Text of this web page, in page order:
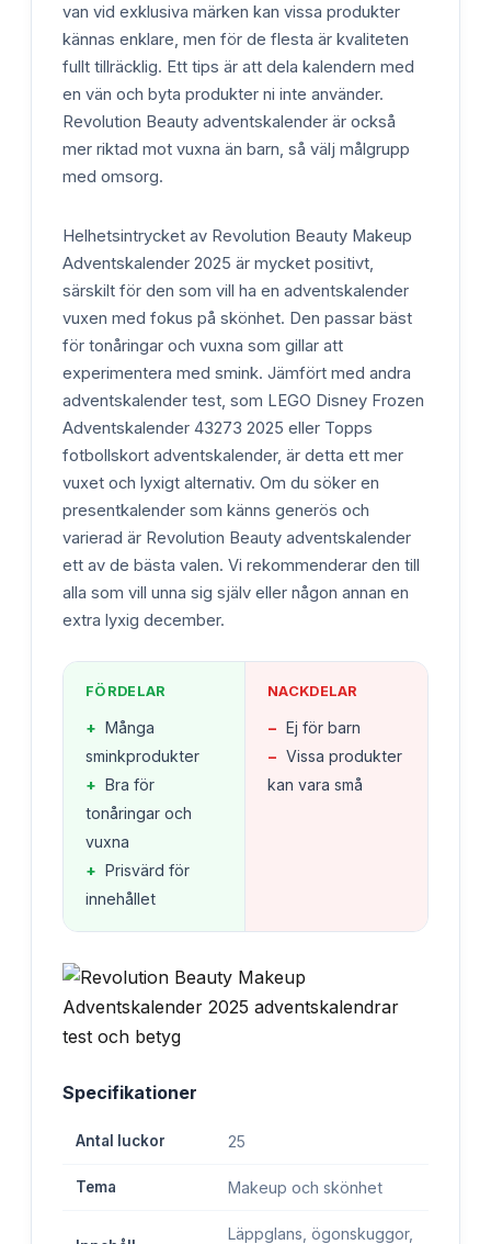
van vid exklusiva märken kan vissa produkter
kännas enklare, men för de flesta är kvaliteten
fullt tillräcklig. Ett tips är att dela kalendern med
en vän och byta produkter ni inte använder.
Revolution Beauty adventskalender är också
mer riktad mot vuxna än barn, så välj målgrupp
med omsorg.
Helhetsintrycket av Revolution Beauty Makeup
Adventskalender 2025 är mycket positivt,
särskilt för den som vill ha en adventskalender
vuxen med fokus på skönhet. Den passar bäst
för tonåringar och vuxna som gillar att
experimentera med smink. Jämfört med andra
adventskalender test, som LEGO Disney Frozen
Adventskalender 43273 2025 eller Topps
fotbollskort adventskalender, är detta ett mer
vuxet och lyxigt alternativ. Om du söker en
presentkalender som känns generös och
varierad är Revolution Beauty adventskalender
ett av de bästa valen. Vi rekommenderar den till
alla som vill unna sig själv eller någon annan en
extra lyxig december.
FÖRDELAR
+ Många
sminkprodukter
+ Bra för
tonåringar och
vuxna
+ Prisvärd för
innehållet
NACKDELAR
− Ej för barn
− Vissa produkter
kan vara små
Specifikationer
Antal luckor 25
Tema Makeup och skönhet
Läppglans, ögonskuggor,